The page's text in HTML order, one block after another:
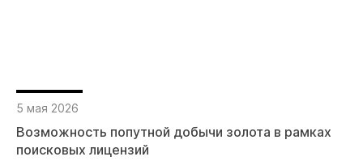
5 мая 2026
Возможность попутной добычи золота в рамках
поисковых лицензий